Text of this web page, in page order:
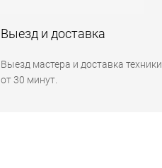
Выезд и доставка
Выезд мастера и доставка техники
от 30 минут.